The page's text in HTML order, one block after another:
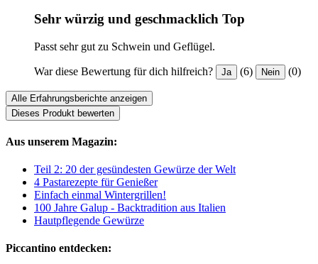
Sehr würzig und geschmacklich Top
Passt sehr gut zu Schwein und Geflügel.
War diese Bewertung für dich hilfreich? Ja (6) Nein (0)
Alle Erfahrungsberichte anzeigen
Dieses Produkt bewerten
Aus unserem Magazin:
Teil 2: 20 der gesündesten Gewürze der Welt
4 Pastarezepte für Genießer
Einfach einmal Wintergrillen!
100 Jahre Galup - Backtradition aus Italien
Hautpflegende Gewürze
Piccantino entdecken: